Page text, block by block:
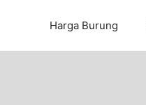
Harga Burung